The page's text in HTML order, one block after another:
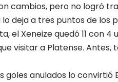
cambios, pero no logró
lo deja a tres puntos de los
el Xeneize quedó 11 con 4
visitar a Platense.
goles anulados lo convirtió